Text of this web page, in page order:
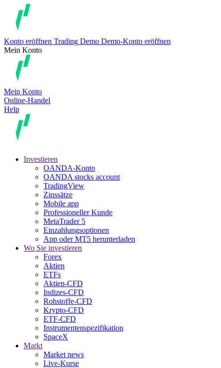
Konto eröffnen Trading Demo Demo-Konto eröffnen
Mein Konto
Mein Konto
Online-Handel
Help
Investieren
OANDA-Konto
OANDA stocks account
TradingView
Zinssätze
Mobile app
Professioneller Kunde
MetaTrader 5
Einzahlungsoptionen
App oder MT5 herunterladen
Wo Sie investieren
Forex
Aktien
ETFs
Aktien-CFD
Indizes-CFD
Rohstoffe-CFD
Krypto-CFD
ETF-CFD
Instrumentenspezifikation
SpaceX
Markt
Market news
Live-Kurse